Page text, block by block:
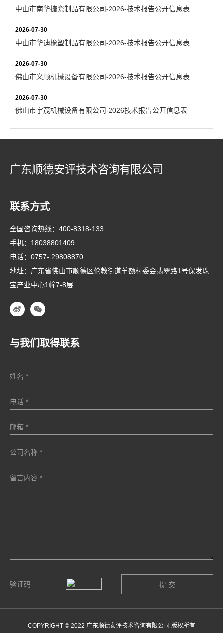
中山市南华搪瓷制品有限公司-2026-技术报告公开信息表
2026-07-30
中山市华迪橡塑制品有限公司-2026-技术报告公开信息表
2026-07-30
佛山市义顺机械设备有限公司-2026-技术报告公开信息表
2026-07-30
佛山市宇茂机械设备有限公司-2026技术报告公开信息表
广东顺德安评技术咨询有限公司
联系方式
全国咨询热线： 400-8318-133
手机： 18038801409
电话： 0757- 29808870
地址：广东省佛山市顺德区伦教街道羊额村委会翡翠路1号保发珠
宝产业中心1幢7-8层
与我们取得联系
COPYRIGHT © 2022 广东顺德安评技术咨询有限公司 版权所有